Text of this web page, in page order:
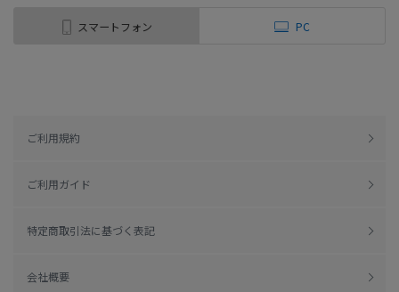
スマートフォン PC
ご利用規約
ご利用ガイド
特定商取引法に基づく表記
会社概要